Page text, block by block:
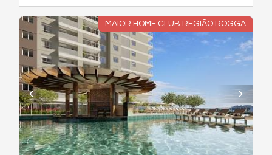
MAIOR HOME CLUB REGIÃO ROGGA